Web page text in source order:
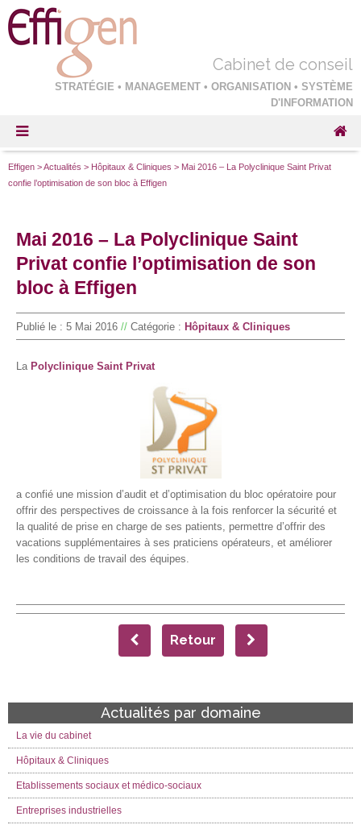
Cabinet de conseil
STRATÉGIE • MANAGEMENT • ORGANISATION • SYSTÈME
D'INFORMATION
Effigen >Actualités > Hôpitaux & Cliniques > Mai 2016 – La Polyclinique Saint Privat
confie l’optimisation de son bloc à Effigen
Mai 2016 – La Polyclinique Saint
Privat confie l’optimisation de son
bloc à Effigen
Publié le : 5 Mai 2016 // Catégorie : Hôpitaux & Cliniques
La Polyclinique Saint Privat
a confié une mission d’audit et d’optimisation du bloc opératoire pour
offrir des perspectives de croissance à la fois renforcer la sécurité et
la qualité de prise en charge de ses patients, permettre d’offrir des
vacations supplémentaires à ses praticiens opérateurs, et améliorer
les conditions de travail des équipes.
Retour
Actualités par domaine
La vie du cabinet
Hôpitaux & Cliniques
Etablissements sociaux et médico-sociaux
Entreprises industrielles